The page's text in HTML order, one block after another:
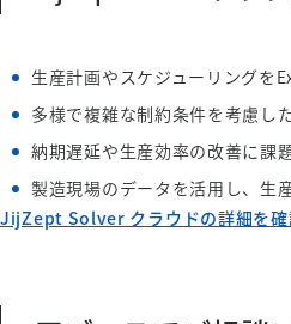
生産計画やスケジューリングを
多様で複雑な制約条件を考慮し
納期遅延や生産効率の改善に課
製造現場のデータを活用し、生
JijZept Solver クラウドの詳細を確